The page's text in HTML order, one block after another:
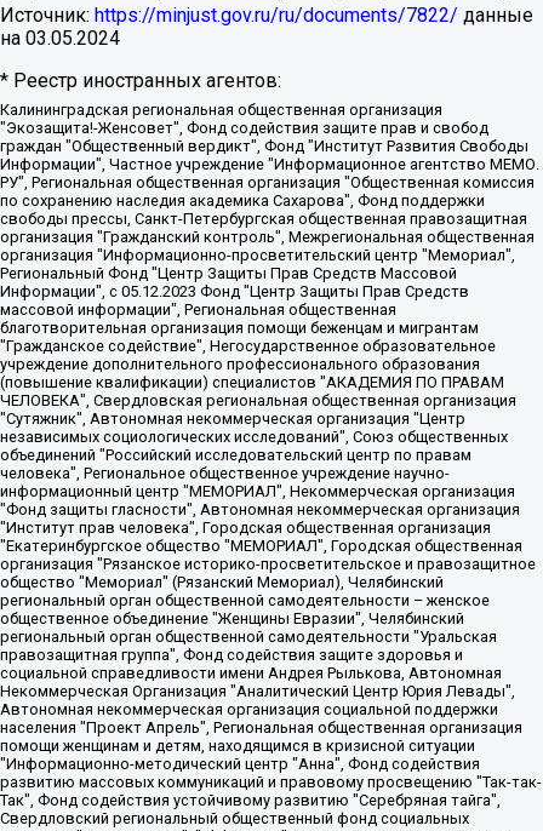
Источник: https://minjust.gov.ru/ru/documents/7822/ данные
на 03.05.2024
* Реестр иностранных агентов:
Калининградская региональная общественная организация "Экозащита!-Женсовет", Фонд содействия защите прав и свобод граждан "Общественный вердикт", Фонд "Институт Развития Свободы Информации", Частное учреждение "Информационное агентство МЕМО. РУ", Региональная общественная организация "Общественная комиссия по сохранению наследия академика Сахарова", Фонд поддержки свободы прессы, Санкт-Петербургская общественная правозащитная организация "Гражданский контроль", Межрегиональная общественная организация "Информационно-просветительский центр "Мемориал", Региональный Фонд "Центр Защиты Прав Средств Массовой Информации", с 05.12.2023 Фонд "Центр Защиты Прав Средств массовой информации", Региональная общественная благотворительная организация помощи беженцам и мигрантам "Гражданское содействие", Негосударственное образовательное учреждение дополнительного профессионального образования (повышение квалификации) специалистов "АКАДЕМИЯ ПО ПРАВАМ ЧЕЛОВЕКА", Свердловская региональная общественная организация "Сутяжник", Автономная некоммерческая организация "Центр независимых социологических исследований", Союз общественных объединений "Российский исследовательский центр по правам человека", Региональное общественное учреждение научно-информационный центр "МЕМОРИАЛ", Некоммерческая организация "Фонд защиты гласности", Автономная некоммерческая организация "Институт прав человека", Городская общественная организация "Екатеринбургское общество "МЕМОРИАЛ", Городская общественная организация "Рязанское историко-просветительское и правозащитное общество "Мемориал" (Рязанский Мемориал), Челябинский региональный орган общественной самодеятельности – женское общественное объединение "Женщины Евразии", Челябинский региональный орган общественной самодеятельности "Уральская правозащитная группа", Фонд содействия защите здоровья и социальной справедливости имени Андрея Рылькова, Автономная Некоммерческая Организация "Аналитический Центр Юрия Левады", Автономная некоммерческая организация социальной поддержки населения "Проект Апрель", Региональная общественная организация помощи женщинам и детям, находящимся в кризисной ситуации "Информационно-методический центр "Анна", Фонд содействия развитию массовых коммуникаций и правовому просвещению "Так-так-Так", Фонд содействия устойчивому развитию "Серебряная тайга", Свердловский региональный общественный фонд социальных проектов "Новое время", "Idel.Реалии", Кавказ.Реалии, Крым.Реалии, Телеканал Настоящее Время, Татаро-башкирская служба Радио Свобода (Azatliq Radiosi), Радио Свободная Европа/Радио Свобода (PCE/PC), "Сибирь.Реалии", "Фактограф", Благотворительный фонд помощи осужденным и их семьям, Автономная некоммерческая организация "Институт глобализации и социальных движений", Фонд "В защиту прав заключенных", Частное учреждение "Центр поддержки и содействия развитию средств массовой информации", Пензенский региональный общественный благотворительный фонд "Гражданский союз", "Север.Реалии", Некоммерческая организация Фонд "Правовая инициатива", Общество с ограниченной ответственностью "Радио Свободная Европа/Радио Свобода", Чешское информационное агентство "MEDIUM-ORIENT", Красноярская региональная общественная организация "Мы против СПИДа", Камалягин Денис Николаевич, Маркелов Сергей Евгеньевич, Пономарев Лев Александрович, Савицкая Людмила Алексеевна, Автономная некоммерческая организация "Центр по работе с проблемой насилия "НАСИЛИЮ.НЕТ", Межрегиональный профессиональный союз работников здравоохранения "Альянс врачей", Юридическое лицо, зарегистрированное в Латвийской Республике, SIA "Medusa Project" (регистрационный номер 40103797863, дата регистрации 10.06.2014), Некоммерческая организация "Фонд по борьбе с коррупцией", Автономная некоммерческая организация "Институт права и публичной политики", Баданин Роман Сергеевич, Гликин Максим Александрович, Железнова Мария Михайловна, Лукьянова Юлия Сергеевна, Маетная Елизавета Витальевна, Маняхин Петр Борисович, Чуракова Ольга Владимировна, Ярош Юлия Петровна, Юридическое лицо "The Insider SIA", зарегистрированное в Риге, Латвийская Республика (дата регистрации 26.06.2015), являющееся администратором доменного имени интернет-издания "The Insider SIA", https://theins.ru, Постернак Алексей Евгеньевич, Рубин Михаил Аркадьевич, Анин Роман Александрович, Юридическое лицо Istories fonds, зарегистрированное в Латвийской Республике (регистрационный номер 50008295751, дата регистрации 24.02.2020), Великовский Дмитрий Александрович, Долинина Ирина Николаевна, Мароховская Алеся Алексеевна, Шлейнов Роман Юрьевич, Шмагун Олеся Валентиновна, Общество с ограниченной ответственностью "Альтаир 2021", Общество с ограниченной ответственностью "Вега 2021", Общество с ограниченной ответственностью "Главный редактор 2021", Общество с ограниченной ответственностью "Ромашки монолит", Важенков Артем Валерьевич, Ивановская областная общественная организация "Центр гендерных исследований", Гурман Юрий Альбертович, Медиапроект "ОВД-Инфо", Егоров Владимир Владимирович, Жилинский Владимир Александрович, Общество с ограниченной ответственностью "ЗП", Иванова София Юрьевна, Карезина Инна Павловна, Кильтау Екатерина Викторовна, Петров Алексей Викторович, Пискунов Сергей Евгеньевич, Смирнов Сергей Сергеевич, Тихонов Михаил Сергеевич, Общество с ограниченной ответственностью "ЖУРНАЛИСТ-ИНОСТРАННЫЙ АГЕНТ", Арапова Галина Юрьевна, Вольтская Татьяна Анатольевна, Американская компания "Mason G.E.S. Anonymous Foundation" (США), являющаяся владельцем интернет-издания https://mnews.world/, Компания "Stichting Bellingcat", зарегистрированная в Нидерландах (дата регистрации 11.07.2018), Захаров Андрей Вячеславович, Клепиковская Екатерина Дмитриевна, Общество с ограниченной ответственностью "МЕМО", Перл Роман Александрович, Симонов Евгений Алексеевич, Соловьева Елена Анатольевна, Сотников Даниил Владимирович, Сурначева Елизавета Дмитриевна, Автономная некоммерческая организация по защите прав человека и информированию населения "Якутия – Наше Мнение", Общество с ограниченной ответственностью "Москоу диджитал медиа", с 26.01.2023 Общество с ограниченной ответственностью "Чайка Белые сады", Ветошкина Валерия Валерьевна, Заговора Максим Александрович, Межрегиональное общественное движение "Российская ЛГБТ - сеть", Оленичев Максим Владимирович, Павлов Иван Юрьевич, Скворцова Елена Сергеевна, Общество с ограниченной ответственностью "Как бы инагент", Кочетков Игорь Викторович, Общество с ограниченной ответственностью "Честные выборы", Еланчик Олег Александрович, Общество с ограниченной ответственностью "Нобелевский призыв", Гималова Регина Эмилевна, Григорьев Андрей Валерьевич, Григорьева Алина Александровна, Ассоциация по содействию защите прав призывников, альтернативнослужащих и военнослужащих "Правозащитная группа "Гражданин.Армия.Право", Хисамова Регина Фаритовна, Автономная некоммерческая организация по реализации социально-правовых программ "Лилит", Дальневосточное общественное движение "Маяк", Санкт-Петербургская ЛГБТ-инициативная группа "Выход", Инициативная группа ЛГБТ+ "Реверс", Алексеев Андрей Викторович, Бекбулатова Таисия Львовна, Беляев Иван Михайлович, Владыкина Елена Сергеевна, Гельман Марат Александрович, Никульшина Вероника Юрьевна, Толоконникова Надежда Андреевна, Шендерович Виктор Анатольевич, Общество с ограниченной ответственностью "Данное сообщение", Общество с ограниченной ответственностью Издательский дом "Новая глава", Айнбиндер Александра Александровна, Московский комьюнити-центр для ЛГБТ+инициатив, Благотворительный фонд развития филантропии, Deutsche Welle (Германия, Kurt-Schumacher-Strasse 3, 53113 Bonn), Борзунова Мария Михайловна, Воробьев Виктор Викторович, Голубева Анна Львовна, Константинова Алла Михайловна, Малкова Ирина Владимировна, Мурадов Мурад Абдулгалимович, Осетинская Елизавета Николаевна, Понасенков Евгений Николаевич, Ганапольский Матвей Юрьевич, Киселев Евгений Алексеевич, Борухович Ирина Григорьевна, Дремин Иван Тимофеевич, Дубровский Дмитрий Викторович, Красноярская региональная общественная организация поддержки и развития альтернативных образовательных технологий и межкультурных коммуникаций "ИНТЕРРА", Маяковская Екатерина Алексеевна, Фейгин Марк Захарович, Филимонов Андрей Викторович, Дзугкоева Регина Николаевна, Доброхотов Роман Александрович, Дудь Юрий Александрович, Елкин Сергей Владимирович, Кругликов Кирилл Игоревич, Сабунаева Мария Леонидовна, Семенов Алексей Владимирович, Шаинян Карен Багратович, Шульман Екатерина Михайловна, Асафьев Артур Валерьевич, Вахштайн Виктор Семенович, Венедиктов Алексей Алексеевич, Лушникова Екатерина Евгеньевна, Волков Леонид Михайлович, Невзоров Александр Глебович, Пархоменко Сергей Борисович, Сироткин Ярослав Николаевич, Кара-Мурза Владимир Владимирович, Баранова Наталья Владимировна, Гозман Леонид Яковлевич, Кагарлицкий Борис Юльевич, Климарев Михаил Валерьевич, Милов Владимир Станиславович, Автономная некоммерческая организация Краснодарский центр современного искусства "Типография", Моргенштерн Алишер Тагирович, Соболь Любовь Эдуардовна, Общество с ограниченной ответственностью "ЛИЗА НОРМ", Каспаров Гарри Кимович, Ходорковский Михаил Борисович, Общество с ограниченной ответственностью "Апрельские тезисы", Данилович Ирина Брониславовна, Кашин Олег Владимирович, Петров Николай Владимирович, Пивоваров Алексей Владимирович, Соколов Михаил Владимирович, Цветкова Юлия Владимировна, Чичваркин Евгений Александрович, Комитет против пыток/Команда против пыток, Общество с ограниченной ответственностью "Первый научный", Общество с ограниченной ответственностью "Вертолет и ко", Белоцерковская Вероника Борисовна, Кац Максим Евгеньевич, Лазарева Татьяна Юрьевна, Шаведдинов Руслан Табризович, Яшин Илья Валерьевич, Общество с ограниченной ответственностью "Иноагент ААВ", Алешковский Дмитрий Петрович, Альбац Евгения Марковна, Быков Дмитрий Львович, Галямина Юлия Евгеньевна, Лойко Сергей Леонидович, Мартынов Кирилл Константинович, Медведев Сергей Александрович, Крашенинников Федор Геннадиевич, Гордеева Катерина Вл